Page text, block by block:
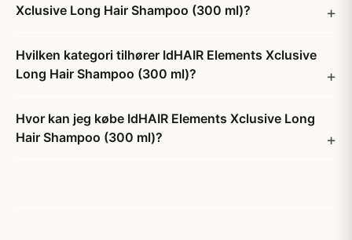
Xclusive Long Hair Shampoo (300 ml)?
Hvilken kategori tilhører IdHAIR Elements Xclusive
Long Hair Shampoo (300 ml)?
Hvor kan jeg købe IdHAIR Elements Xclusive Long
Hair Shampoo (300 ml)?